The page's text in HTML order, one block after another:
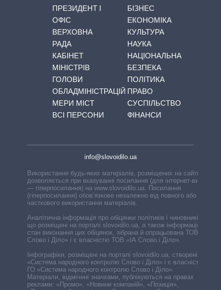
ПРЕЗИДЕНТ І
ОФІС
ВЕРХОВНА
РАДА
КАБІНЕТ
МІНІСТРІВ
ГОЛОВИ
ОБЛАДМІНІСТРАЦІЙ
МЕРИ МІСТ
ВСІ ПЕРСОНИ
БІЗНЕС
ЕКОНОМІКА
КУЛЬТУРА
НАУКА
НАЦІОНАЛЬНА
БЕЗПЕКА
ПОЛІТИКА
ПРАВО
СУСПІЛЬСТВО
ФІНАНСИ
info@slovoidilo.ua
Використання будь-яких матеріалів, розміщених на сайті,
дозволяється при вказуванні посилання (для інтернет-видань
— гіперпосилання) на www.slovoidilo.ua. Посилання
(гіперпосилання) обов’язкове незалежно від повного або
часткового використання матеріалів.
Аналітична інформація про обіцянки політиків і чиновників,
що розміщені на порталі slovoidilo.ua, а також інформація про
стан виконання цих обіцянок, зібрана й опрацьована ТОВ «ІА
Слово і Діло» і є власністю ТОВ «ІА Слово і Діло».
Інфографіки, розміщені на порталі slovoidilo.ua, створені ГО
«Система народного контролю Слово і Діло» і є власністю
ГО «Система народного контролю Слово і Діло».
Матеріали, відмічені значками, публікуються на правах
реклами: «Промо», «Новини компаній», «Позиція»,